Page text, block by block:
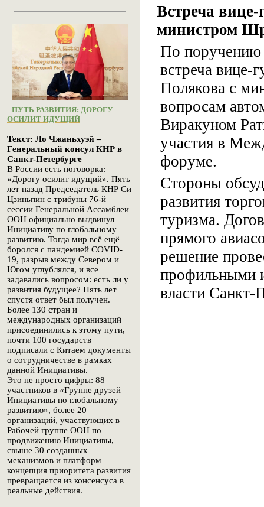
ПУТЬ РАЗВИТИЯ: ДОРОГУ
ОСИЛИТ ИДУЩИЙ
Текст: Ло Чжаньхуэй –
Генеральный консул КНР в
Санкт-Петербурге
В России есть поговорка:
«Дорогу осилит идущий». Пять
лет назад Председатель КНР Си
Цзиньпин с трибуны 76-й
сессии Генеральной Ассамблеи
ООН официально выдвинул
Инициативу по глобальному
развитию. Тогда мир всё ещё
боролся с пандемией COVID-
19, разрыв между Севером и
Югом углублялся, и все
задавались вопросом: есть ли у
развития будущее? Пять лет
спустя ответ был получен.
Более 130 стран и
международных организаций
присоединились к этому пути,
почти 100 государств
подписали с Китаем документы
о сотрудничестве в рамках
данной Инициативы.
Это не просто цифры: 88
участников в «Группе друзей
Инициативы по глобальному
развитию», более 20
организаций, участвующих в
Рабочей группе ООН по
продвижению Инициативы,
свыше 30 созданных
механизмов и платформ —
концепция приоритета развития
превращается из консенсуса в
реальные действия.
Встреча вице-
министром
По поручению
встреча вице-
Полякова с
вопросам
Виракуном
участия в
форуме.
Стороны
развития
туризма.
прямого
решение
профильными
власти